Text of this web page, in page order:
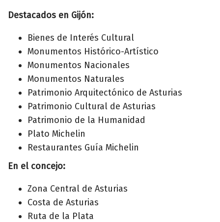
Destacados en Gijón:
Bienes de Interés Cultural
Monumentos Histórico-Artístico
Monumentos Nacionales
Monumentos Naturales
Patrimonio Arquitectónico de Asturias
Patrimonio Cultural de Asturias
Patrimonio de la Humanidad
Plato Michelin
Restaurantes Guía Michelin
En el concejo:
Zona Central de Asturias
Costa de Asturias
Ruta de la Plata